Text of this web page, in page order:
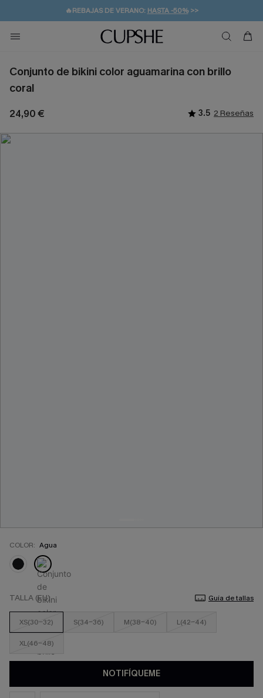
🔥REBAJAS DE VERANO: HASTA -50%>>
👒PROMOCIÓN DE VERANO:-10% EN 2 VESTIDOS
💌¡SUSCRIBIRSE & GANAR -10% EXTRA!
🚚ENVÍO GRATUITO A PARTIR DE 49 € >>
Conjunto de bikini color aguamarina con brillo
coral
24,90 € 3.5 2 Reseñas
COLOR: Agua
TALLA (EU) Guía de tallas
XS(30-32) S(34-36) M(38-40) L(42-44)
XL(46-48)
NOTIFÍQUEME